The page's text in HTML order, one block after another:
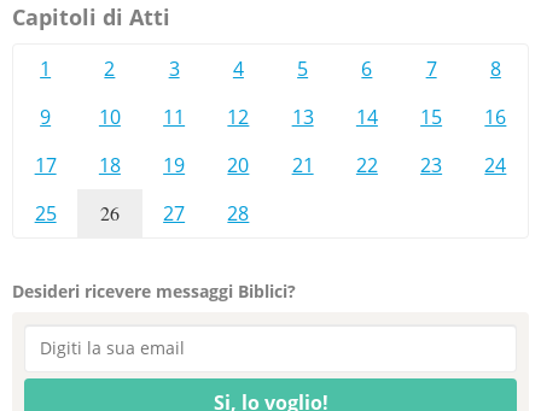
Capitoli di Atti
1 2 3 4 5 6 7
8
9
10 11 12 13 14 15
16
17
18 19 20 21 22 23
24
25
26 27 28
Desideri ricevere messaggi Biblici?